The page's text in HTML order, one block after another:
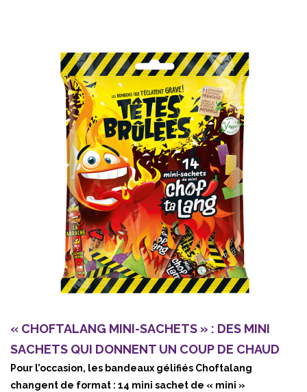
« CHOFTALANG MINI-SACHETS » : DES MINI
SACHETS QUI DONNENT UN COUP DE CHAUD
Pour l’occasion, les bandeaux gélifiés Choftalang
changent de format : 14 mini sachet de « mini »